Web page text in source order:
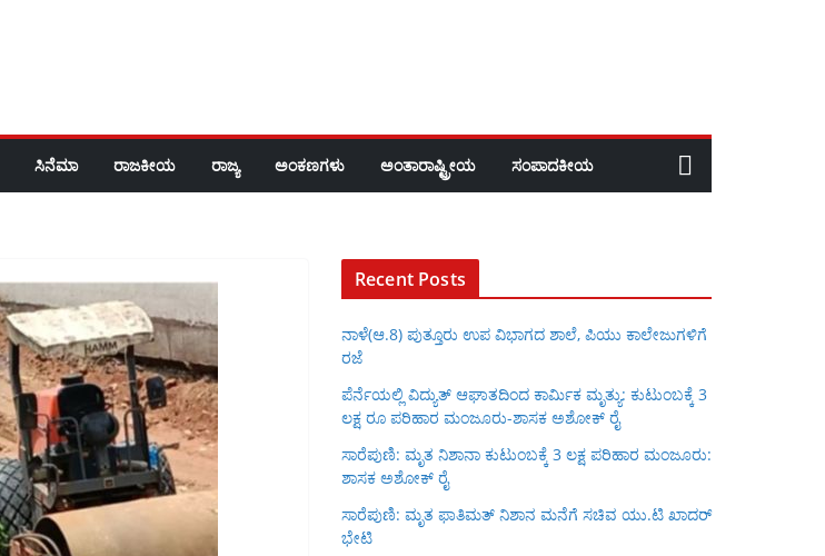
ಸಿನೆಮಾ ರಾಜಕೀಯ ರಾಜ್ಯ ಅಂಕಣಗಳು ಅಂತಾರಾಷ್ಟ್ರೀಯ ಸಂಪಾದಕೀಯ
Recent Posts
ನಾಳೆ(ಆ.8) ಪುತ್ತೂರು ಉಪ ವಿಭಾಗದ ಶಾಲೆ, ಪಿಯು ಕಾಲೇಜುಗಳಿಗೆ
ರಜೆ
ಪೆರ್ನೆಯಲ್ಲಿ ವಿದ್ಯುತ್ ಆಘಾತದಿಂದ ಕಾರ್ಮಿಕ ಮೃತ್ಯು: ಕುಟುಂಬಕ್ಕೆ 3
ಲಕ್ಷ ರೂ ಪರಿಹಾರ ಮಂಜೂರು-ಶಾಸಕ ಅಶೋಕ್ ರೈ
ಸಾರೆಪುಣಿ: ಮೃತ ನಿಶಾನಾ ಕುಟುಂಬಕ್ಕೆ 3 ಲಕ್ಷ ಪರಿಹಾರ ಮಂಜೂರು:
ಶಾಸಕ ಅಶೋಕ್ ರೈ
ಸಾರೆಪುಣಿ: ಮೃತ ಫಾತಿಮತ್ ನಿಶಾನ ಮನೆಗೆ ಸಚಿವ ಯು.ಟಿ ಖಾದರ್
ಭೇಟಿ